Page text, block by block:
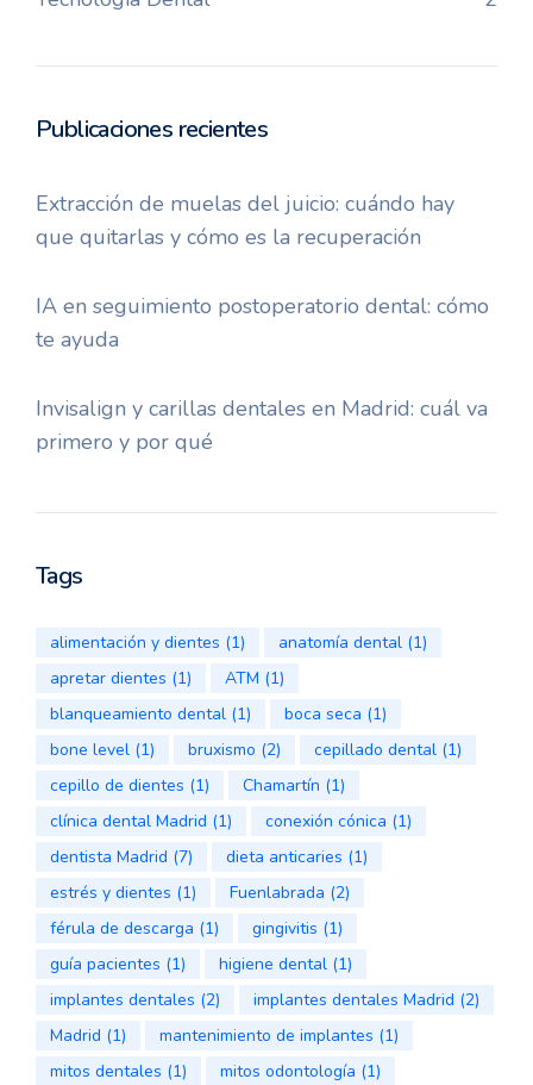
Publicaciones recientes
Extracción de muelas del juicio: cuándo hay
que quitarlas y cómo es la recuperación
IA en seguimiento postoperatorio dental: cómo
te ayuda
Invisalign y carillas dentales en Madrid: cuál va
primero y por qué
Tags
alimentación y dientes (1) anatomía dental (1)
apretar dientes (1) ATM (1)
blanqueamiento dental (1) boca seca (1)
bone level (1) bruxismo (2) cepillado dental (1)
cepillo de dientes (1) Chamartín (1)
clínica dental Madrid (1) conexión cónica (1)
dentista Madrid (7) dieta anticaries (1)
estrés y dientes (1) Fuenlabrada (2)
férula de descarga (1) gingivitis (1)
guía pacientes (1) higiene dental (1)
implantes dentales (2) implantes dentales Madrid (2)
Madrid (1) mantenimiento de implantes (1)
mitos dentales (1) mitos odontología (1)